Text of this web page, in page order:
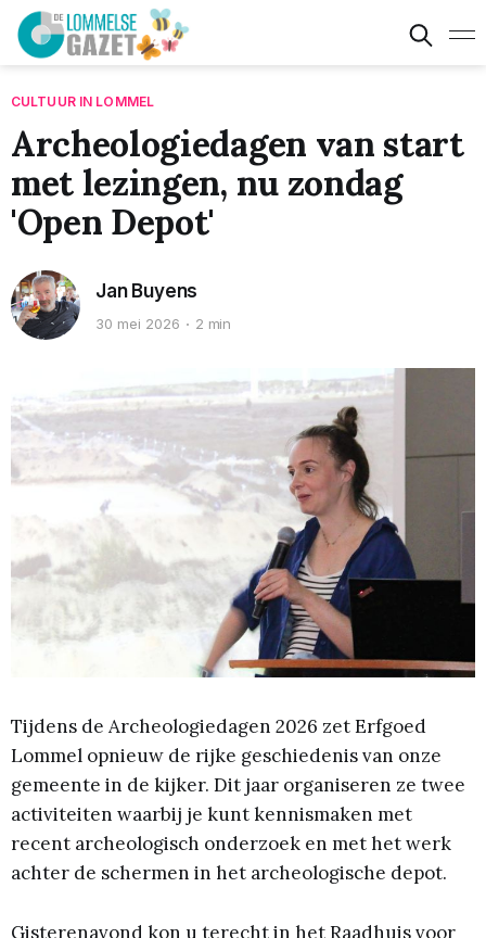
CULTUUR IN LOMMEL
Archeologiedagen van start
met lezingen, nu zondag
'Open Depot'
Jan Buyens
30 mei 2026 2 min
Tijdens de Archeologiedagen 2026 zet Erfgoed
Lommel opnieuw de rijke geschiedenis van onze
gemeente in de kijker. Dit jaar organiseren ze twee
activiteiten waarbij je kunt kennismaken met
recent archeologisch onderzoek en met het werk
achter de schermen in het archeologische depot.
Gisterenavond kon u terecht in het Raadhuis voor